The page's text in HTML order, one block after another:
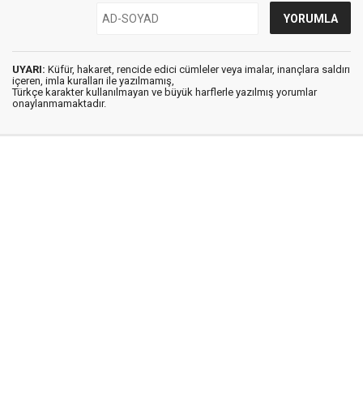
UYARI: Küfür, hakaret, rencide edici cümleler veya imalar, inançlara saldırı
içeren, imla kuralları ile yazılmamış,
Türkçe karakter kullanılmayan ve büyük harflerle yazılmış yorumlar
onaylanmamaktadır.